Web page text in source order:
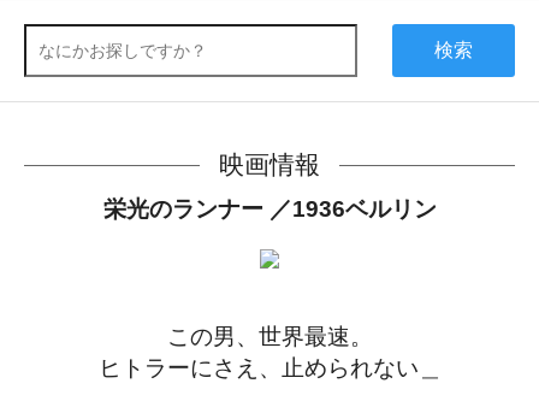
検索
映画情報
栄光のランナー ／1936ベルリン
この男、世界最速。
ヒトラーにさえ、止められない＿